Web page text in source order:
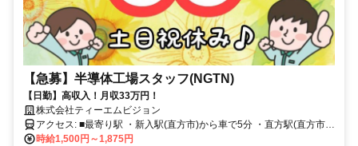
【急募】半導体工場スタッフ(NGTN)
【日勤】高収入！月収33万円！
株式会社ティーエムビジョン
アクセス: ■最寄り駅 ・新入駅(直方市)から車で5分 ・直方駅(直方市)
から車で8分 ・中間駅(中間市)から車で20分 ・飯塚駅(飯塚市)から車
時給1,500円～1,875円